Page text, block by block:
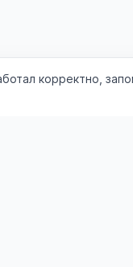
корректно,